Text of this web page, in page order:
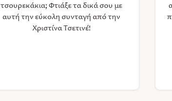
τσουρεκάκια; Φτιάξε τα δικά σου με
αυτή την εύκολη συνταγή από την
Χριστίνα Τσετινέ!